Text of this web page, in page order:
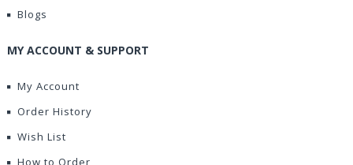
Blogs
MY ACCOUNT & SUPPORT
My Account
Order History
Wish List
How to Order